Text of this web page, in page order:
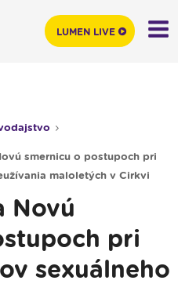
smernicu o postupoch pri
maloletých v Cirkvi
Novú
pri
sexuálneho
LUMEN LIVE